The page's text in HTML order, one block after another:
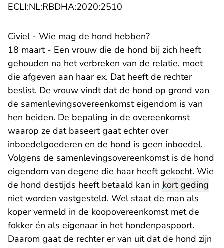
ECLI:NL:RBDHA:2020:2510
Civiel - Wie mag de hond hebben?
18 maart - Een vrouw die de hond bij zich heeft
gehouden na het verbreken van de relatie, moet
die afgeven aan haar ex. Dat heeft de rechter
beslist. De vrouw vindt dat de hond op grond van
de samenlevingsovereenkomst eigendom is van
hen beiden. De bepaling in de overeenkomst
waarop ze dat baseert gaat echter over
inboedelgoederen en de hond is geen inboedel.
Volgens de samenlevingsovereenkomst is de hond
eigendom van degene die haar heeft gekocht. Wie
de hond destijds heeft betaald kan in kort geding
niet worden vastgesteld. Wel staat de man als
koper vermeld in de koopovereenkomst met de
fokker én als eigenaar in het hondenpaspoort.
Daarom gaat de rechter er van uit dat de hond zijn